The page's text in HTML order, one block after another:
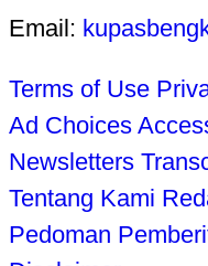
Email:
Terms of Use
Ad Choices
Newsletters
Tentang Kami
Pedoman